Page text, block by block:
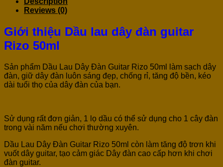
Reviews (0)
Giới thiệu Dầu lau dây đàn guitar
Rizo 50ml
Sản phẩm Dầu Lau Dây Đàn Guitar Rizo 50ml làm sạch dây
đàn, giữ dây đàn luôn sáng đẹp, chống rỉ, tăng độ bền, kéo
dài tuổi thọ của dây đàn của bạn.
Sử dụng rất đơn giản, 1 lọ dầu có thể sử dụng cho 1 cây đàn
trong vài năm nếu chơi thường xuyên.
Dầu Lau Dây Đàn Guitar Rizo 50ml còn làm tăng độ trơn khi
vuốt dây guitar, tạo cảm giác Dây đàn cao cấp hơn khi chơi
đàn guitar.